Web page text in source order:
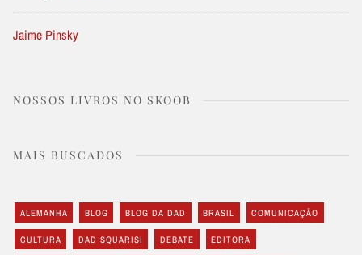
Jaime Pinsky
NOSSOS LIVROS NO SKOOB
MAIS BUSCADOS
ALEMANHA BLOG BLOG DA DAD BRASIL COMUNICAÇÃO
CULTURA DAD SQUARISI DEBATE EDITORA